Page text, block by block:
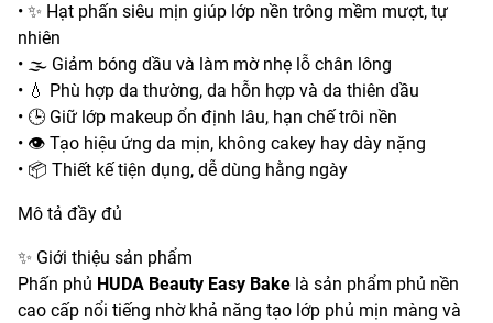
• ✨ Hạt phấn siêu mịn giúp lớp nền trông mềm mượt, tự
nhiên
• 🌫️ Giảm bóng dầu và làm mờ nhẹ lỗ chân lông
• 💧 Phù hợp da thường, da hỗn hợp và da thiên dầu
• 🕒 Giữ lớp makeup ổn định lâu, hạn chế trôi nền
• 👁️ Tạo hiệu ứng da mịn, không cakey hay dày nặng
• 📦 Thiết kế tiện dụng, dễ dùng hằng ngày
Mô tả đầy đủ
✨ Giới thiệu sản phẩm
Phấn phủ HUDA Beauty Easy Bake là sản phẩm phủ nền
cao cấp nổi tiếng nhờ khả năng tạo lớp phủ mịn màng và